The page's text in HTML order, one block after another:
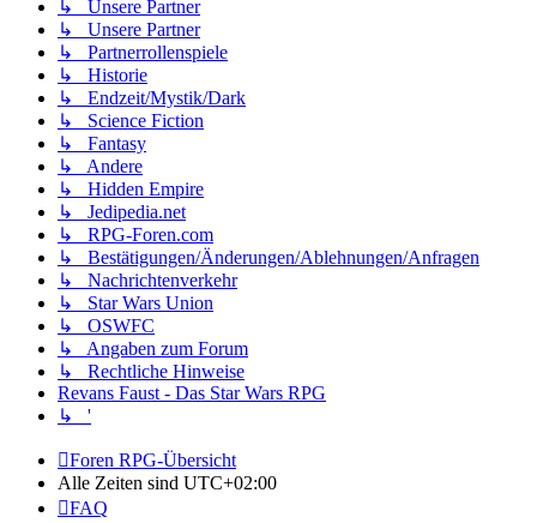
↳ Unsere Partner
↳ Unsere Partner
↳ Partnerrollenspiele
↳ Historie
↳ Endzeit/Mystik/Dark
↳ Science Fiction
↳ Fantasy
↳ Andere
↳ Hidden Empire
↳ Jedipedia.net
↳ RPG-Foren.com
↳ Bestätigungen/Änderungen/Ablehnungen/Anfragen
↳ Nachrichtenverkehr
↳ Star Wars Union
↳ OSWFC
↳ Angaben zum Forum
↳ Rechtliche Hinweise
Revans Faust - Das Star Wars RPG
↳ '
Foren RPG-Übersicht
Alle Zeiten sind UTC+02:00
FAQ